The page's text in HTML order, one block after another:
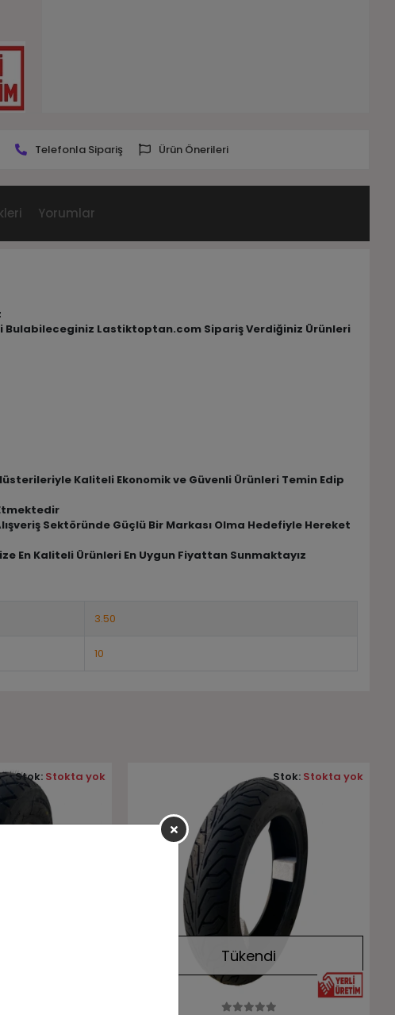
Telefonla Sipariş Ürün Önerileri
Yorumlar
Bulabileceginiz Lastiktoptan.com Sipariş Verdiğiniz Ürünleri
Kaliteli Ekonomik ve Güvenli Ürünleri Temin Edip
Sektöründe Güçlü Bir Markası Olma Hedefiyle Hereket
En Kaliteli Ürünleri En Uygun Fiyattan Sunmaktayız
3.50
10
Stok: Stokta yok
Tükendi
Stok: Stokta yok